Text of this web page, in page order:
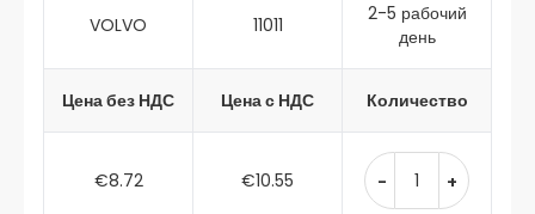
VOLVO 11011
2-5 рабочий
день
Цена без НДС Цена с НДС Количество
€8.72 €10.55 - +